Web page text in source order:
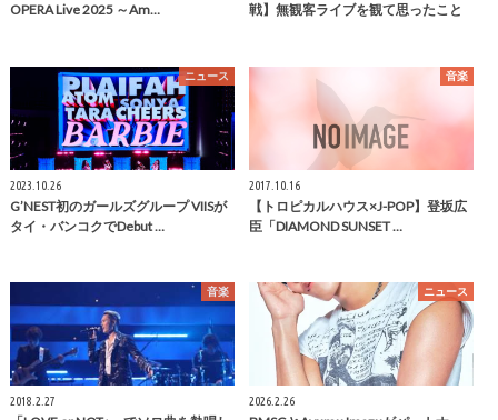
OPERA Live 2025 ～Am…
戦】無観客ライブを観て思ったこと
ニュース
2023.10.26
G’NEST初のガールズグループ VIISが
タイ・バンコクでDebut …
音楽
2017.10.16
【トロピカルハウス×J-POP】登坂広
臣「DIAMOND SUNSET …
音楽
2018.2.27
ニュース
2026.2.26